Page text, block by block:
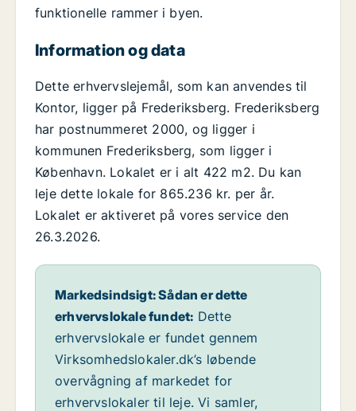
funktionelle rammer i byen.
Information og data
Dette erhvervslejemål, som kan anvendes til
Kontor, ligger på Frederiksberg. Frederiksberg
har postnummeret 2000, og ligger i
kommunen Frederiksberg, som ligger i
København. Lokalet er i alt 422 m2. Du kan
leje dette lokale for 865.236 kr. per år.
Lokalet er aktiveret på vores service den
26.3.2026.
Markedsindsigt: Sådan er dette
erhvervslokale fundet: Dette
erhvervslokale er fundet gennem
Virksomhedslokaler.dk’s løbende
overvågning af markedet for
erhvervslokaler til leje. Vi samler,